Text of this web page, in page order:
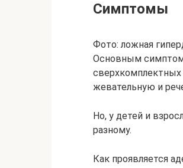
Симптомы
Фото: ложная
Основным
жевательную и
Но, у детей и
разному.
Как проявляется